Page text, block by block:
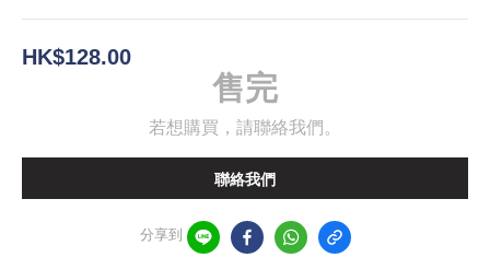
HK$128.00
售完
若想購買，請聯絡我們。
聯絡我們
分享到